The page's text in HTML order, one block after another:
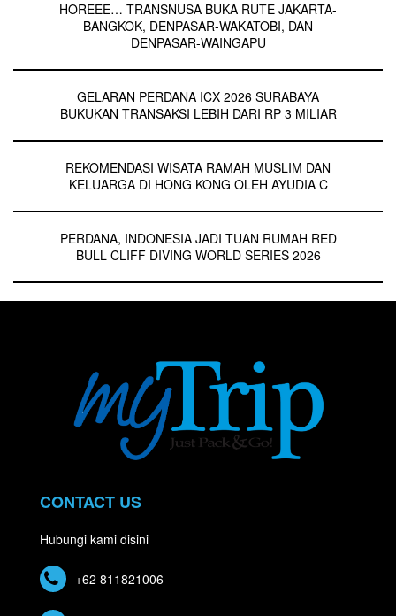
HOREEE… TRANSNUSA BUKA RUTE JAKARTA-
BANGKOK, DENPASAR-WAKATOBI, DAN
DENPASAR-WAINGAPU
GELARAN PERDANA ICX 2026 SURABAYA
BUKUKAN TRANSAKSI LEBIH DARI RP 3 MILIAR
REKOMENDASI WISATA RAMAH MUSLIM DAN
KELUARGA DI HONG KONG OLEH AYUDIA C
PERDANA, INDONESIA JADI TUAN RUMAH RED
BULL CLIFF DIVING WORLD SERIES 2026
CONTACT US
Hubungi kami disini
+62 811821006